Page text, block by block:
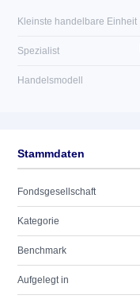
Kleinste handelbare Einheit
Spezialist
Handelsmodell
Stammdaten
Fondsgesellschaft
Kategorie
Benchmark
Aufgelegt in